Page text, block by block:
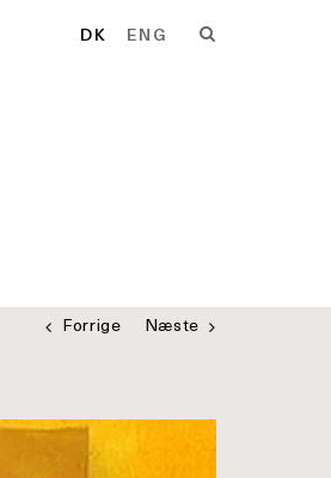
DK ENG
Forrige Næste